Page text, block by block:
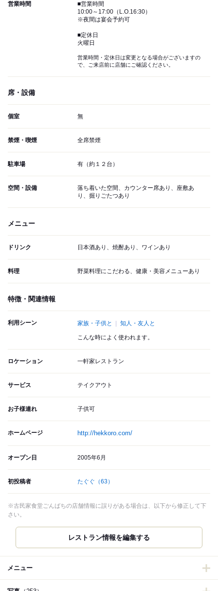
営業時間
■営業時間
10:00～17:00（L.O.16:30）
※夜間は宴会予約可
■定休日
火曜日
営業時間・定休日は変更となる場合がございますの
で、ご来店前に店舗にご確認ください。
席・設備
個室 無
禁煙・喫煙 全席禁煙
駐車場 有（約１２台）
空間・設備
落ち着いた空間、カウンター席あり、座敷あ
り、掘りごたつあり
メニュー
ドリンク 日本酒あり、焼酎あり、ワインあり
料理 野菜料理にこだわる、健康・美容メニューあり
特徴・関連情報
利用シーン 家族・子供と 知人・友人と
こんな時によく使われます。
ロケーション 一軒家レストラン
サービス テイクアウト
お子様連れ 子供可
ホームページ http://hekkoro.com/
オープン日 2005年6月
初投稿者 たぐぐ （63）
※古民家食堂ごんばちの店舗情報に誤りがある場合は、以下から修正して下
さい。
レストラン情報を編集する
メニュー